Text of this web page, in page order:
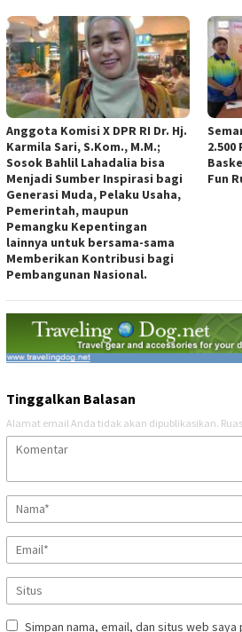
Anggota Komisi X DPR RI Dr. Hj.
Karmila Sari, S.Kom., M.M.;
Sosok Bahlil Lahadalia bisa
Menjadi Sumber Inspirasi bagi
Generasi Muda, Pelaku Usaha,
Pemerintah, maupun
Pemangku Kepentingan
lainnya untuk bersama-sama
Memberikan Kontribusi bagi
Pembangunan Nasional.
Fun
Tinggalkan Balasan
Alamat email Anda tidak akan dipublikasikan.
Simpan nama, email, dan situs web